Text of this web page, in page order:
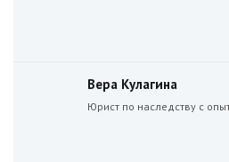
Вера Кулагина
Юрист по наследству с